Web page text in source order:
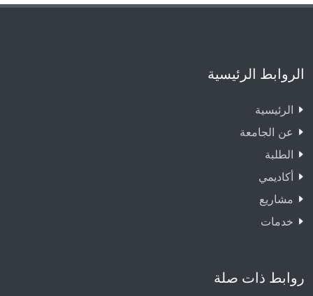
الروابط الرئيسية
الرئيسية
عن الجامعة
الطلبة
أكاديمي
مشاريع
خدمات
روابط ذات صلة